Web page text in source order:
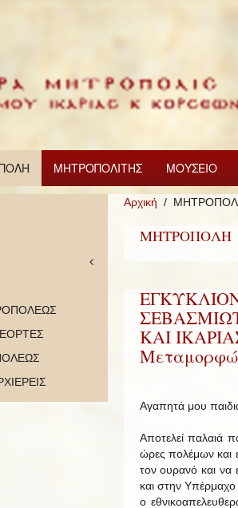
ΜΗΤΡΟΠΟΛΙΤΗΣ ΜΟΥΣΕΙΟ
Αρχική
ΜΗΤΡΟΠΟΛΗ
ΚΑΙ
Αγαπητά μου
Αποτελεί παλαιά
ώρες πολέμων και
τον ουρανό και να
και στην
ο
ΕΟΡΤΕΣ